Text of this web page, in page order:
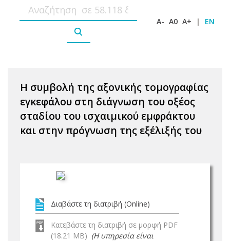
A- A0 A+ | EN
Η συμβολή της αξονικής τομογραφίας
εγκεφάλου στη διάγνωση του οξέος
σταδίου του ισχαιμικού εμφράκτου
και στην πρόγνωση της εξέλιξής του
Διαβάστε τη διατριβή (Online)
Κατεβάστε τη διατριβή σε μορφή PDF
(18.21 MB) (Η υπηρεσία είναι